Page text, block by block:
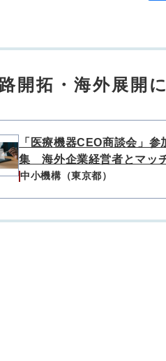
開拓・海外展開
「医療機器CEO商談会」参
集 海外企業経営者とマッ
中小機構（東京都）